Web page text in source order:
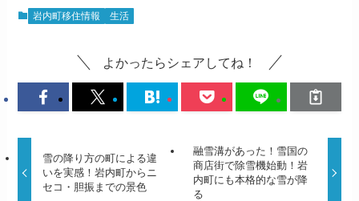
岩内町移住情報 生活
よかったらシェアしてね！
雪の降り方の町による違
いを実感！岩内町からニ
セコ・胆振までの景色
融雪溝があった！雪国の
商店街で除雪機始動！岩
内町にも本格的な雪が降
る